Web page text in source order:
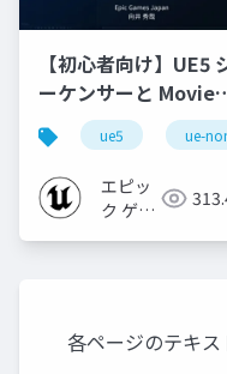
【初心者向け】UE5
ーケンサーと Movie
Render Queue の使
方【Cinematic Dive
2023】
ue5 ue-
エピッ
ク ゲー
各ページのテキス